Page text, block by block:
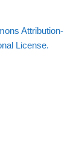
Attribution-
License.